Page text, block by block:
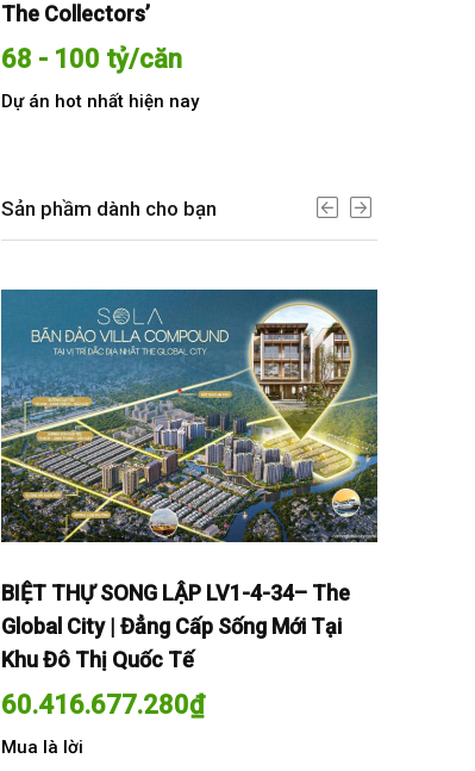
The Collectors’
68 - 100 tỷ/căn
Dự án hot nhất hiện nay
Sản phầm dành cho bạn
BIỆT THỰ SONG LẬP LV1-4-34– The
Global City | Đẳng Cấp Sống Mới Tại
Khu Đô Thị Quốc Tế
60.416.677.280₫
Mua là lời